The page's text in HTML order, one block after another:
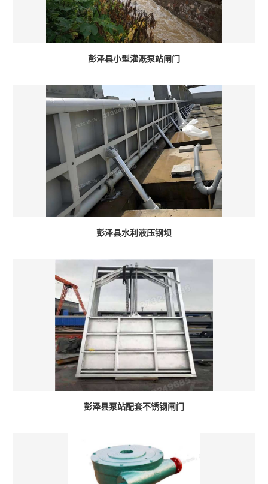
彭泽县小型灌溉泵站闸门
彭泽县水利液压钢坝
彭泽县泵站配套不锈钢闸门